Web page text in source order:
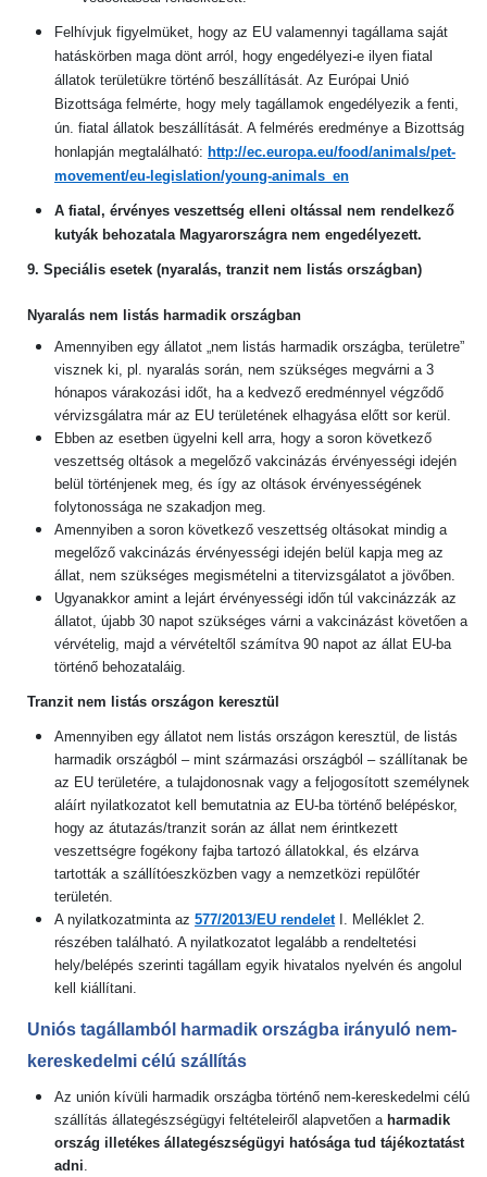
Felhívjuk figyelmüket, hogy az EU valamennyi tagállama saját
hatáskörben maga dönt arról, hogy engedélyezi-e ilyen fiatal
állatok területükre történő beszállítását. Az Európai Unió
Bizottsága felmérte, hogy mely tagállamok engedélyezik a fenti,
ún. fiatal állatok beszállítását. A felmérés eredménye a Bizottság
honlapján megtalálható: http://ec.europa.eu/food/animals/pet-
movement/eu-legislation/young-animals_en
A fiatal, érvényes veszettség elleni oltással nem rendelkező
kutyák behozatala Magyarországra nem engedélyezett.
9. Speciális esetek (nyaralás, tranzit nem listás országban)
Nyaralás nem listás harmadik országban
Amennyiben egy állatot „nem listás harmadik országba, területre”
visznek ki, pl. nyaralás során, nem szükséges megvárni a 3
hónapos várakozási időt, ha a kedvező eredménnyel végződő
vérvizsgálatra már az EU területének elhagyása előtt sor kerül.
Ebben az esetben ügyelni kell arra, hogy a soron következő
veszettség oltások a megelőző vakcinázás érvényességi idején
belül történjenek meg, és így az oltások érvényességének
folytonossága ne szakadjon meg.
Amennyiben a soron következő veszettség oltásokat mindig a
megelőző vakcinázás érvényességi idején belül kapja meg az
állat, nem szükséges megismételni a titervizsgálatot a jövőben.
Ugyanakkor amint a lejárt érvényességi időn túl vakcinázzák az
állatot, újabb 30 napot szükséges várni a vakcinázást követően a
vérvételig, majd a vérvételtől számítva 90 napot az állat EU-ba
történő behozataláig.
Tranzit nem listás országon keresztül
Amennyiben egy állatot nem listás országon keresztül, de listás
harmadik országból – mint származási országból – szállítanak be
az EU területére, a tulajdonosnak vagy a feljogosított személynek
aláírt nyilatkozatot kell bemutatnia az EU-ba történő belépéskor,
hogy az átutazás/tranzit során az állat nem érintkezett
veszettségre fogékony fajba tartozó állatokkal, és elzárva
tartották a szállítóeszközben vagy a nemzetközi repülőtér
területén.
A nyilatkozatminta az 577/2013/EU rendeletI. Melléklet 2.
részében található. A nyilatkozatot legalább a rendeltetési
hely/belépés szerinti tagállam egyik hivatalos nyelvén és angolul
kell kiállítani.
Uniós tagállamból harmadik országba irányuló nem-
kereskedelmi célú szállítás
Az unión kívüli harmadik országba történő nem-kereskedelmi célú
szállítás állategészségügyi feltételeiről alapvetően a harmadik
ország illetékes állategészségügyi hatósága tud tájékoztatást
adni.